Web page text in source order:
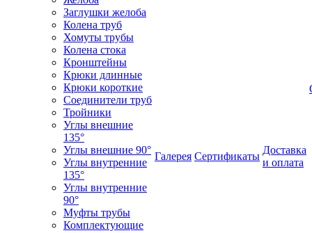
Заглушки желоба
Колена труб
Хомуты трубы
Колена стока
Кронштейны
Крюки длинные
Крюки короткие
Соединители труб
Тройники
Углы внешние
135°
Углы внешние 90°
Углы внутренние
135°
Углы внутренние
90°
Муфты трубы
Комплектующие
Галерея Сертификаты
Доставка
и оплата